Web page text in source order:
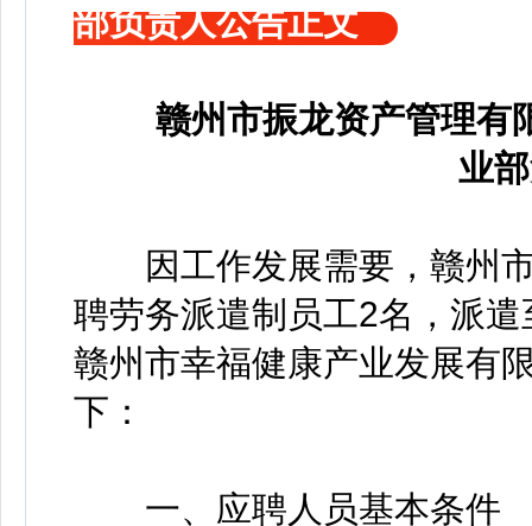
部负责人公告正文
赣州市振龙资产管理有
业
因工作发展需要，赣州
聘劳务派遣制员工2名，派
赣州市幸福健康产业发展有
下：
一、应聘人员基本条件